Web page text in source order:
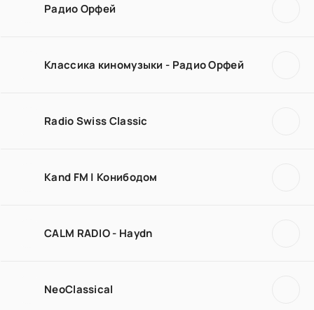
Радио Орфей
Классика киномузыки - Радио Орфей
Radio Swiss Classic
Kand FM | Конибодом
CALM RADIO - Haydn
NeoClassical